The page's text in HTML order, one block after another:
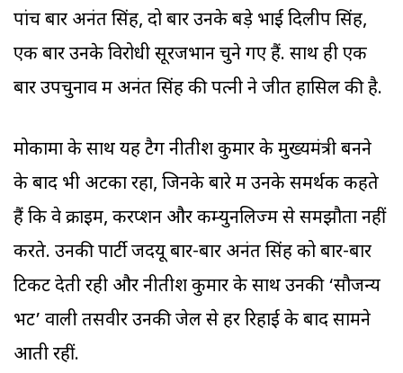
पांच बार अनंत सिंह, दो बार उनके बड़े भाई दिलीप सिंह,
एक बार उनके विरोधी सूरजभान चुने गए हैं. साथ ही एक
बार उपचुनाव में अनंत सिंह की पत्नी ने जीत हासिल की है.
मोकामा के साथ यह टैग नीतीश कुमार के मुख्यमंत्री बनने
के बाद भी अटका रहा, जिनके बारे में उनके समर्थक कहते
हैं कि वे क्राइम, करप्शन और कम्युनलिज्म से समझौता नहीं
करते. उनकी पार्टी जदयू बार-बार अनंत सिंह को बार-बार
टिकट देती रही और नीतीश कुमार के साथ उनकी ‘सौजन्य
भेंट’ वाली तसवीरें उनकी जेल से हर रिहाई के बाद सामने
आती रहीं.